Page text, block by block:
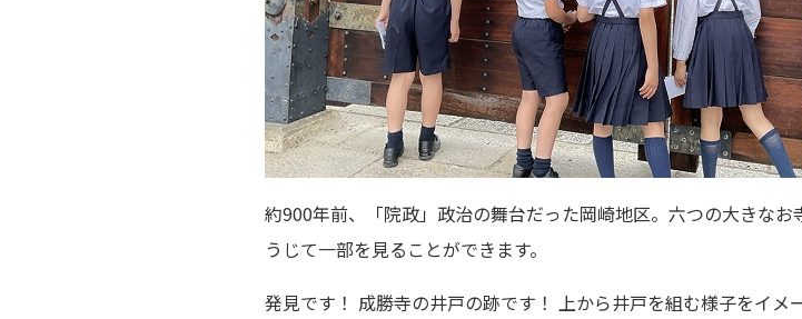
約900年前、「院政」政治の舞台だった岡崎地区。六つの大きな
うじて一部を見ることができます。
発見です！ 成勝寺の井戸の跡です！ 上から井戸を組む様子をイメ